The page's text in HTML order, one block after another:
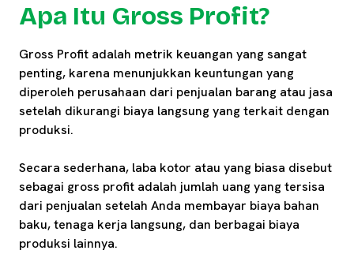
Apa Itu Gross Profit?
Gross Profit adalah metrik keuangan yang sangat
penting, karena menunjukkan keuntungan yang
diperoleh perusahaan dari penjualan barang atau jasa
setelah dikurangi biaya langsung yang terkait dengan
produksi.
Secara sederhana, laba kotor atau yang biasa disebut
sebagai gross profit adalah jumlah uang yang tersisa
dari penjualan setelah Anda membayar biaya bahan
baku, tenaga kerja langsung, dan berbagai biaya
produksi lainnya.